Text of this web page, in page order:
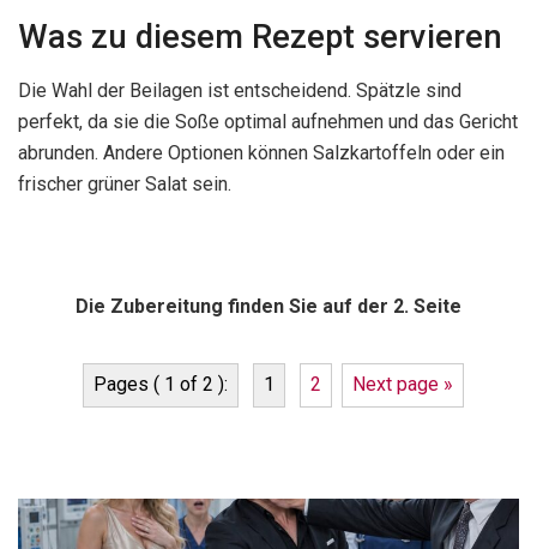
Was zu diesem Rezept servieren
Die Wahl der Beilagen ist entscheidend. Spätzle sind
perfekt, da sie die Soße optimal aufnehmen und das Gericht
abrunden. Andere Optionen können Salzkartoffeln oder ein
frischer grüner Salat sein.
Die Zubereitung finden Sie auf der 2. Seite
Pages ( 1 of 2 ): 1 2 Next page »